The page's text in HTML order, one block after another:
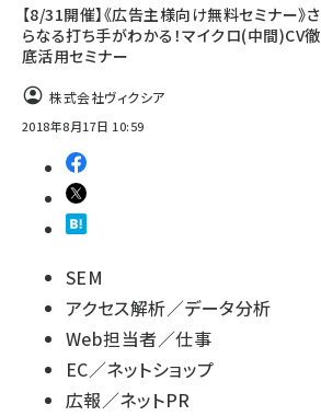
【8/31開催】《広告主様向け無料セミナー》さ
らなる打ち手がわかる！マイクロ(中間)CV徹
底活用セミナー
株式会社ヴィクシア
2018年8月17日 10:59
SEM
アクセス解析／データ分析
Web担当者／仕事
EC／ネットショップ
広報／ネットPR